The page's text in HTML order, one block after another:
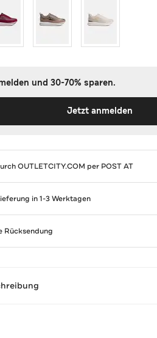
und 30-70% sparen.
Jetzt anmelden
OUTLETCITY.COM per POST AT
in 1-3 Werktagen
Rücksendung